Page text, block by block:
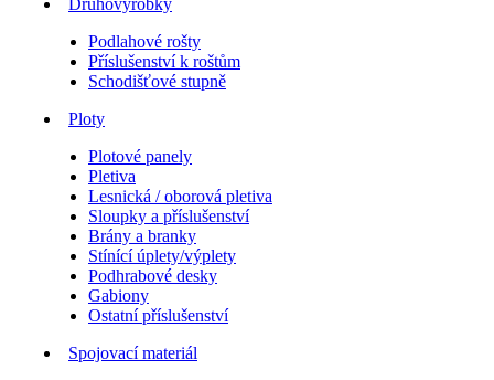
Druhovýrobky
Podlahové rošty
Příslušenství k roštům
Schodišťové stupně
Ploty
Plotové panely
Pletiva
Lesnická / oborová pletiva
Sloupky a příslušenství
Brány a branky
Stínící úplety/výplety
Podhrabové desky
Gabiony
Ostatní příslušenství
Spojovací materiál